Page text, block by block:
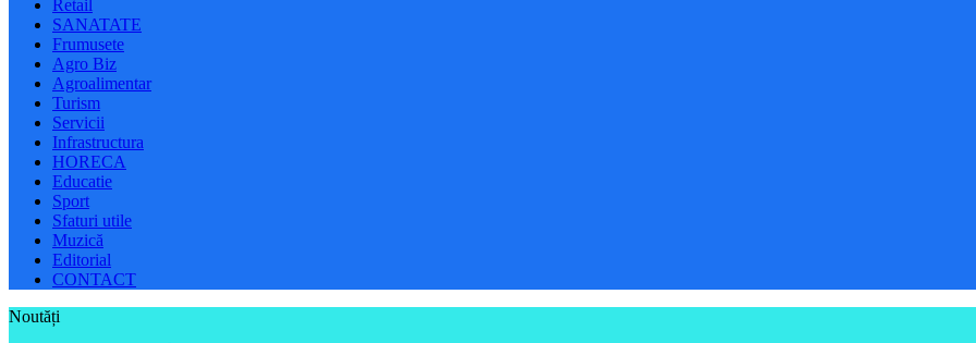
Retail
SANATATE
Frumusete
Agro Biz
Agroalimentar
Turism
Servicii
Infrastructura
HORECA
Educatie
Sport
Sfaturi utile
Muzică
Editorial
CONTACT
Noutăți